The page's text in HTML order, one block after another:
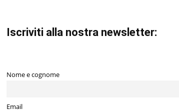
Iscriviti alla nostra newsletter:
Nome e cognome
Email